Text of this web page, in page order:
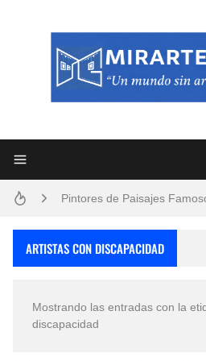
Pintores de Paisajes
ARTISTAS CON DISCAPACIDAD
Mostrando las entradas con la
discapacidad